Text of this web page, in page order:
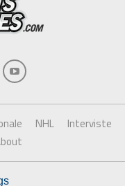
NHL
Interviste